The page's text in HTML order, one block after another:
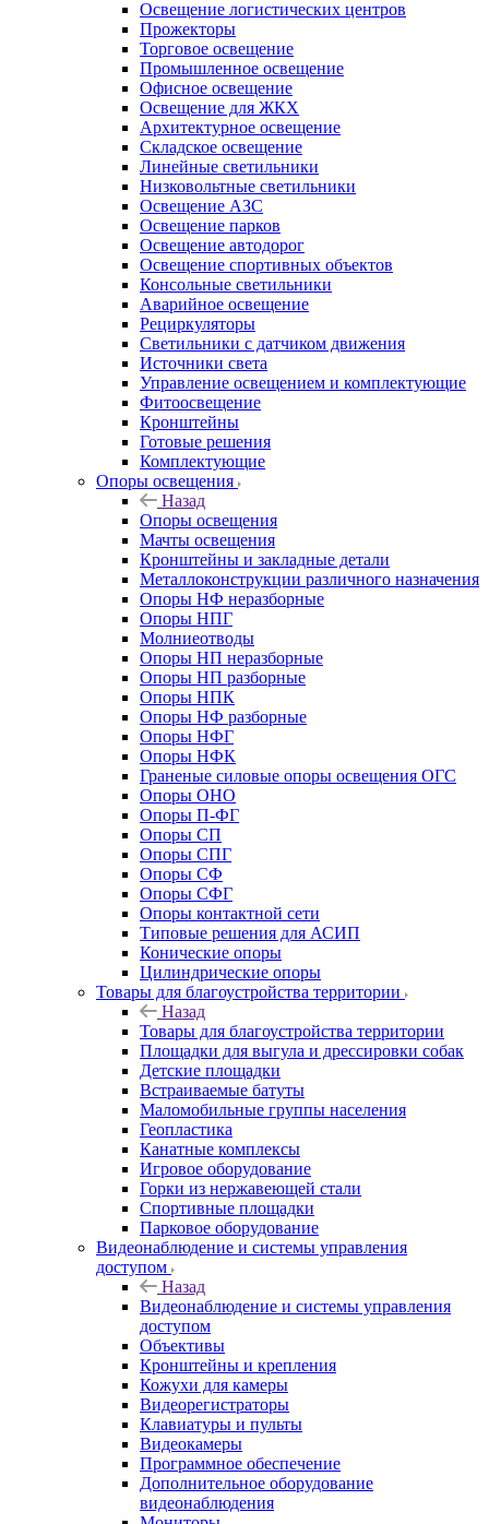
Освещение логистических центров
Прожекторы
Торговое освещение
Промышленное освещение
Офисное освещение
Освещение для ЖКХ
Архитектурное освещение
Складское освещение
Линейные светильники
Низковольтные светильники
Освещение АЗС
Освещение парков
Освещение автодорог
Освещение спортивных объектов
Консольные светильники
Аварийное освещение
Рециркуляторы
Светильники с датчиком движения
Источники света
Управление освещением и комплектующие
Фитоосвещение
Кронштейны
Готовые решения
Комплектующие
Опоры освещения
Назад
Опоры освещения
Мачты освещения
Кронштейны и закладные детали
Металлоконструкции различного назначения
Опоры НФ неразборные
Опоры НПГ
Молниеотводы
Опоры НП неразборные
Опоры НП разборные
Опоры НПК
Опоры НФ разборные
Опоры НФГ
Опоры НФК
Граненые силовые опоры освещения ОГС
Опоры ОНО
Опоры П-ФГ
Опоры СП
Опоры СПГ
Опоры СФ
Опоры СФГ
Опоры контактной сети
Типовые решения для АСИП
Конические опоры
Цилиндрические опоры
Товары для благоустройства территории
Назад
Товары для благоустройства территории
Площадки для выгула и дрессировки собак
Детские площадки
Встраиваемые батуты
Маломобильные группы населения
Геопластика
Канатные комплексы
Игровое оборудование
Горки из нержавеющей стали
Спортивные площадки
Парковое оборудование
Видеонаблюдение и системы управления
доступом
Назад
Видеонаблюдение и системы управления
доступом
Объективы
Кронштейны и крепления
Кожухи для камеры
Видеорегистраторы
Клавиатуры и пульты
Видеокамеры
Программное обеспечение
Дополнительное оборудование
видеонаблюдения